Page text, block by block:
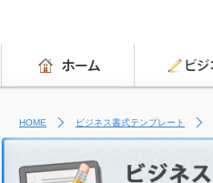
HOME ビジネス書式テンプレート